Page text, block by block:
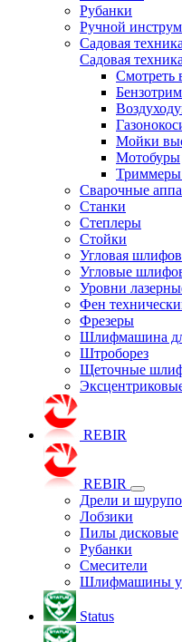
Рубанки
Ручной
Садовая техника
Садовая техника
Смотреть
Мойки
Мотобуры
Триммеры
Сварочные
Станки
Степлеры
Стойки
Угловая
Угловые
Уровни
Фен
Фрезеры
Шлифмашина
Штроборез
Щеточные
REBIR
REBIR
Дрели и
Лобзики
Пилы дисковые
Рубанки
Смесители
Шлифмашины
Status